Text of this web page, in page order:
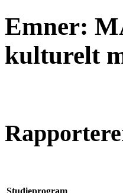
Emner:
kulturelt